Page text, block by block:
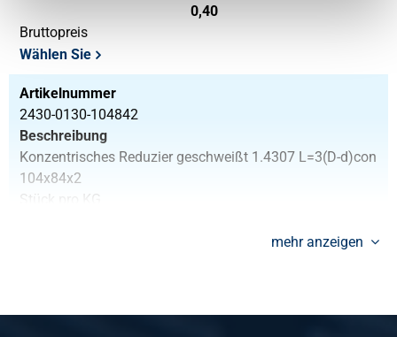
0,40
Bruttopreis
Wählen Sie
Artikelnummer
2430-0130-104842
Beschreibung
Konzentrisches Reduzier geschweißt 1.4307 L=3(D-d)con
104x84x2
Stück pro KG
mehr anzeigen